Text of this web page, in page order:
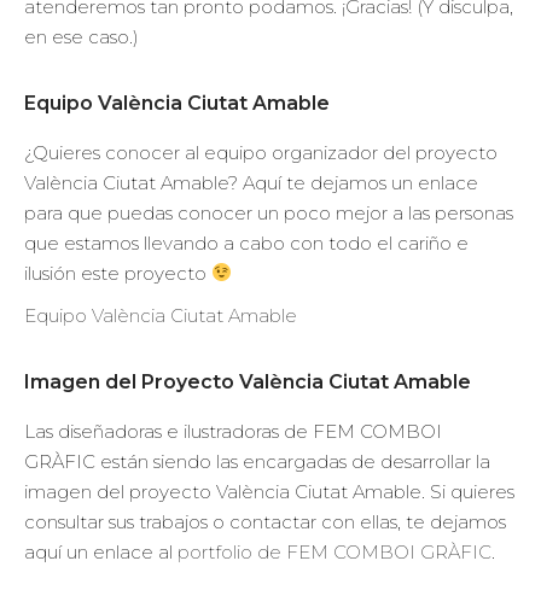
atenderemos tan pronto podamos. ¡Gracias! (Y disculpa,
en ese caso.)
Equipo València Ciutat Amable
¿Quieres conocer al equipo organizador del proyecto
València Ciutat Amable? Aquí te dejamos un enlace
para que puedas conocer un poco mejor a las personas
que estamos llevando a cabo con todo el cariño e
ilusión este proyecto
Equipo València Ciutat Amable
Imagen del Proyecto València Ciutat Amable
Las diseñadoras e ilustradoras de FEM COMBOI
GRÀFIC están siendo las encargadas de desarrollar la
imagen del proyecto València Ciutat Amable. Si quieres
consultar sus trabajos o contactar con ellas, te dejamos
aquí un enlace al portfolio de FEM COMBOI GRÀFIC